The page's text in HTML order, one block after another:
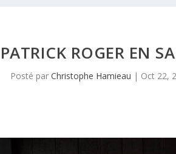
PATRICK ROGER EN
Posté par Christophe Hamieau | Oct 22,